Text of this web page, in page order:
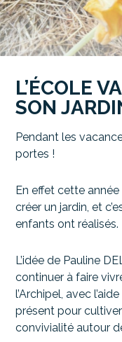
L’ÉCOLE
SON
Pendant les
portes !
En effet cette année
créer un jardin, et
enfants ont réalisés.
L’idée de Pauline
continuer à faire
l’Archipel, avec
présent pour
convivialité autour